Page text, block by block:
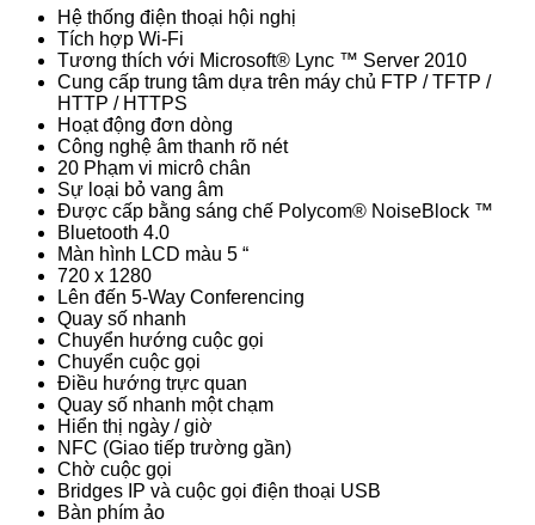
Hệ thống điện thoại hội nghị
Tích hợp Wi-Fi
Tương thích với Microsoft® Lync ™ Server 2010
Cung cấp trung tâm dựa trên máy chủ FTP / TFTP /
HTTP / HTTPS
Hoạt động đơn dòng
Công nghệ âm thanh rõ nét
20 Phạm vi micrô chân
Sự loại bỏ vang âm
Được cấp bằng sáng chế Polycom® NoiseBlock ™
Bluetooth 4.0
Màn hình LCD màu 5 “
720 x 1280
Lên đến 5-Way Conferencing
Quay số nhanh
Chuyển hướng cuộc gọi
Chuyển cuộc gọi
Điều hướng trực quan
Quay số nhanh một chạm
Hiển thị ngày / giờ
NFC (Giao tiếp trường gần)
Chờ cuộc gọi
Bridges IP và cuộc gọi điện thoại USB
Bàn phím ảo